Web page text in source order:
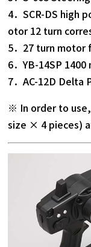
4．SCR-DS high
otor 12 turn
5．27 turn motor
6．YB-14SP
7．AC-12D Delta
※ In order to
size × 4 pieces)